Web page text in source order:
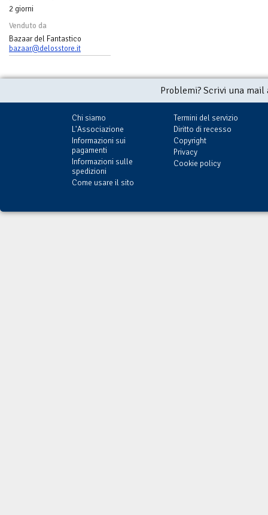
2 giorni
Venduto da
Bazaar del Fantastico
bazaar@delosstore.it
Problemi? Scrivi una
Chi siamo
L'Associazione
Informazioni sui
pagamenti
Informazioni sulle
spedizioni
Come usare il sito
Termini del servizio
Diritto di recesso
Copyright
Privacy
Cookie policy